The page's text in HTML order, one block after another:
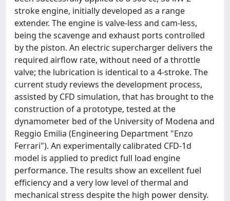
stroke engine, initially developed as a range
extender. The engine is valve-less and cam-less,
being the scavenge and exhaust ports controlled
by the piston. An electric supercharger delivers the
required airflow rate, without need of a throttle
valve; the lubrication is identical to a 4-stroke. The
current study reviews the development process,
assisted by CFD simulation, that has brought to the
construction of a prototype, tested at the
dynamometer bed of the University of Modena and
Reggio Emilia (Engineering Department "Enzo
Ferrari"). An experimentally calibrated CFD-1d
model is applied to predict full load engine
performance. The results show an excellent fuel
efficiency and a very low level of thermal and
mechanical stress despite the high power density.